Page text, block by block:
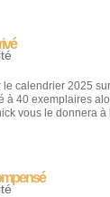
calendrier 2025
à 40 exemplaires
vous le donnera à